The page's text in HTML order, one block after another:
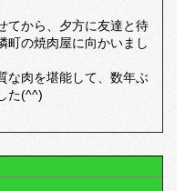
てから、夕方に友達と待
町の焼肉屋に向かいまし
な肉を堪能して、数年ぶ
た(^^)